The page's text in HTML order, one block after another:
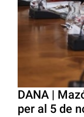
DANA |
per al 5 de